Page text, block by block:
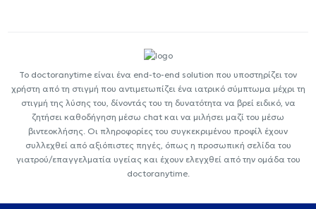
Το doctoranytime είναι ένα end-to-end solution που υποστηρίζει τον
χρήστη από τη στιγμή που αντιμετωπίζει ένα ιατρικό σύμπτωμα μέχρι τη
στιγμή της λύσης του, δίνοντάς του τη δυνατότητα να βρεί ειδικό, να
ζητήσει καθοδήγηση μέσω chat και να μιλήσει μαζί του μέσω
βιντεοκλήσης. Οι πληροφορίες του συγκεκριμένου προφίλ έχουν
συλλεχθεί από αξιόπιστες πηγές, όπως η προσωπική σελίδα του
γιατρού/επαγγελματία υγείας και έχουν ελεγχθεί από την ομάδα του
doctoranytime.